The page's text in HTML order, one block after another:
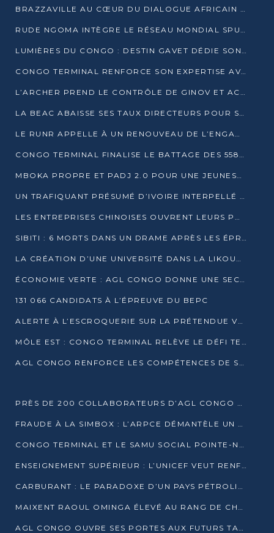
BRAZZAVILLE AU CŒUR DU DIALOGUE AFRICAIN SUR LES OBJECTIFS DE DÉVELOPPEMENT DURABLE
RUDE NGOMA INTÈGRE LE RÉSEAU MONDIAL SPUTNIK PRO APRÈS UNE FORMATION À MOSCOU
LUMIÈRES DU CONGO : DESTIN GAVET DÉDIE SON PRIX À L’UNITÉ NATIONALE ET À LA JEUNESSE
CONGO TERMINAL RENFORCE SON EXPERTISE AVEC NEUF NOUVEAUX FORMATEURS EN ENGINS PORTUAIRES
L’ARCHER PREND LE CONTRÔLE DE GINOV ET ACCÉLÈRE SON VIRAGE NUMÉRIQUE
LA BEAC ABAISSE SES TAUX DIRECTEURS POUR SOUTENIR LA CROISSANCE EN ZONE CEMAC
LE RUNR APPELLE À UN RENOUVEAU DE L’ENGAGEMENT MILITANT
CONGO TERMINAL FINALISE LE BATTAGE DES 558 PIEUX DU FUTUR QUAI DU MÔLE EST
MBOKA PROPRE ET PADJ 2.0 POUR UNE JEUNESSE PLUS AUTONOME
UN TRAFIQUANT PRÉSUMÉ D’IVOIRE INTERPELLÉ À DOLISIE
LES ENTREPRISES CHINOISES OUVRENT LEURS PORTES AUX JEUNES DIPLÔMÉS
SIBITI : 6 MORTS DANS UN DRAME APRÈS LES ÉPREUVES DU BEPC
LA CRÉATION D’UNE UNIVERSITÉ DANS LA LIKOUALA AU CŒUR D’UNE RÉFLEXION NATIONALE
ÉCONOMIE VERTE : AGL CONGO DONNE UNE SECONDE VIE À SES DÉCHETS INDUSTRIELS
131 066 CANDIDATS À L’ÉPREUVE DU BEPC
ALERTE À L’ESCROQUERIE SUR LA PRÉTENDUE VENTE DE PARCELLES AFAT
MÔLE EST : CONGO TERMINAL RELÈVE LE DÉFI TECHNIQUE DES SABLES BITUMINEUX
AGL CONGO RENFORCE LES COMPÉTENCES DE SES ÉQUIPES AVEC LA CERTIFICATION CACES® R483
PRÈS DE 200 COLLABORATEURS D’AGL CONGO EN FORMATION JUSQU’EN JUILLET
FRAUDE À LA SIMBOX : L’ARPCE DÉMANTÈLE UN RÉSEAU UTILISANT DES CARTES SIM OUGANDAISES
CONGO TERMINAL ET LE SAMU SOCIAL POINTE-NOIRE RENOUVELLENT LEUR PARTENARIAT EN FAVEUR DES JEUNES VULNÉRABLES
ENSEIGNEMENT SUPÉRIEUR : L’UNICEF VEUT RENFORCER LA RECHERCHE SUR LES QUESTIONS DE L’ENFANCE
CARBURANT : LE PARADOXE D’UN PAYS PÉTROLIER CONFRONTÉ À DES PÉNURIES RÉCURRENTES
MAIXENT RAOUL OMINGA ÉLEVÉ AU RANG DE CHEVALIER DE L’ORDRE DE L’AMITIÉ ENTRE LA RUSSIE ET LE CONGO
AGL CONGO OUVRE SES PORTES AUX FUTURS TALENTS DE LA LOGISTIQUE